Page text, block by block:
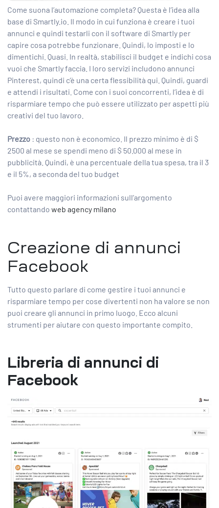
Come suona l’automazione completa? Questa è l’idea alla
base di Smartly.io. Il modo in cui funziona è creare i tuoi
annunci e quindi testarli con il software di Smartly per
capire cosa potrebbe funzionare. Quindi, lo imposti e lo
dimentichi. Quasi. In realtà, stabilisci il budget e indichi cosa
vuoi che Smartly faccia. I loro servizi includono annunci
Pinterest, quindi c’è una certa flessibilità qui. Quindi, guardi
e attendi i risultati. Come con i suoi concorrenti, l’idea è di
risparmiare tempo che può essere utilizzato per aspetti più
creativi del tuo lavoro.
Prezzo : questo non è economico. Il prezzo minimo è di $
2500 al mese se spendi meno di $ 50.000 al mese in
pubblicità. Quindi, è una percentuale della tua spesa, tra il 3
e il 5%, a seconda del tuo budget
Puoi avere maggiori informazioni sull’argomento
contattando web agency milano
Creazione di annunci
Facebook
Tutto questo parlare di come gestire i tuoi annunci e
risparmiare tempo per cose divertenti non ha valore se non
puoi creare gli annunci in primo luogo. Ecco alcuni
strumenti per aiutare con questo importante compito.
Libreria di annunci di
Facebook